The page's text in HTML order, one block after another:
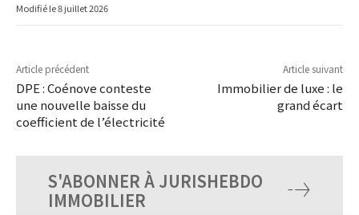
Modifié le8 juillet 2026
Article précédent
DPE : Coénove conteste
une nouvelle baisse du
coefficient de l’électricité
Article suivant
Immobilier de luxe : le
grand écart
S'ABONNER À JURISHEBDO
IMMOBILIER